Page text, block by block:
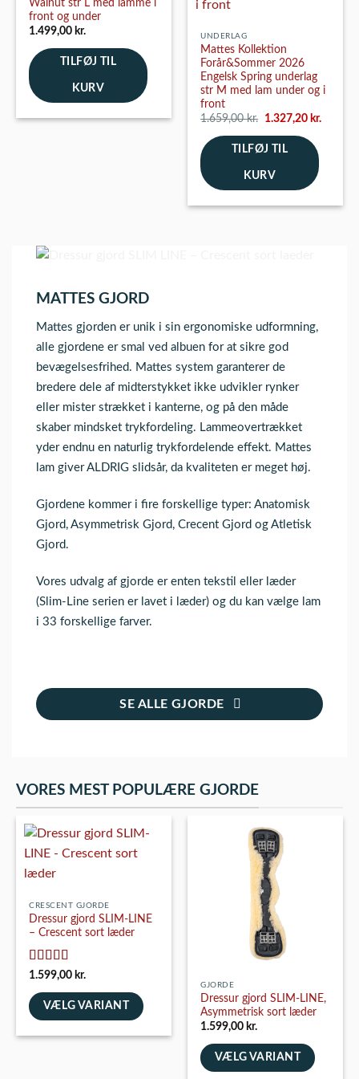
Walnut str L med lamme i
front og under
1.499,00 kr.
TILFØJ TIL
KURV
UNDERLAG
Mattes Kollektion
Forår&Sommer 2026
Engelsk Spring underlag
str M med lam under og i
front
1.659,00kr.
Den
pris
var:
1.659,00 kr..
1.327,20 kr.Den
TILFØJ TIL
KURV
MATTES GJORD
Mattes gjorden er unik i sin ergonomiske udformning,
alle gjordene er smal ved albuen for at sikre god
bevægelsesfrihed. Mattes system garanterer de
bredere dele af midterstykket ikke udvikler rynker
eller mister strækket i kanterne, og på den måde
skaber mindsket trykfordeling. Lammeovertrækket
yder endnu en naturlig trykfordelende effekt. Mattes
lam giver ALDRIG slidsår, da kvaliteten er meget høj.
Gjordene kommer i fire forskellige typer: Anatomisk
Gjord, Asymmetrisk Gjord, Crecent Gjord og Atletisk
Gjord.
Vores udvalg af gjorde er enten tekstil eller læder
(Slim-Line serien er lavet i læder) og du kan vælge lam
i 33 forskellige farver.
SE ALLE GJORDE
VORES MEST POPULÆRE GJORDE
CRESCENT GJORDE
Dressur gjord SLIM-LINE
– Crescent sort læder
Vurderet5
1.599,00 kr.
VÆLG VARIANT
GJORDE
Dressur gjord SLIM-LINE,
Asymmetrisk sort læder
1.599,00 kr.
VÆLG VARIANT